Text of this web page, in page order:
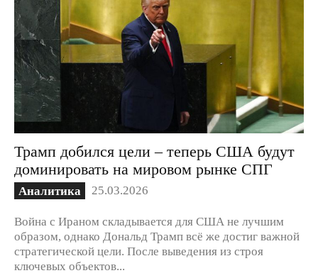
Трамп добился цели – теперь США будут
доминировать на мировом рынке СПГ
Аналитика 25.03.2026
Война с Ираном складывается для США не лучшим
образом, однако Дональд Трамп всё же достиг важной
стратегической цели. После выведения из строя
ключевых объектов...